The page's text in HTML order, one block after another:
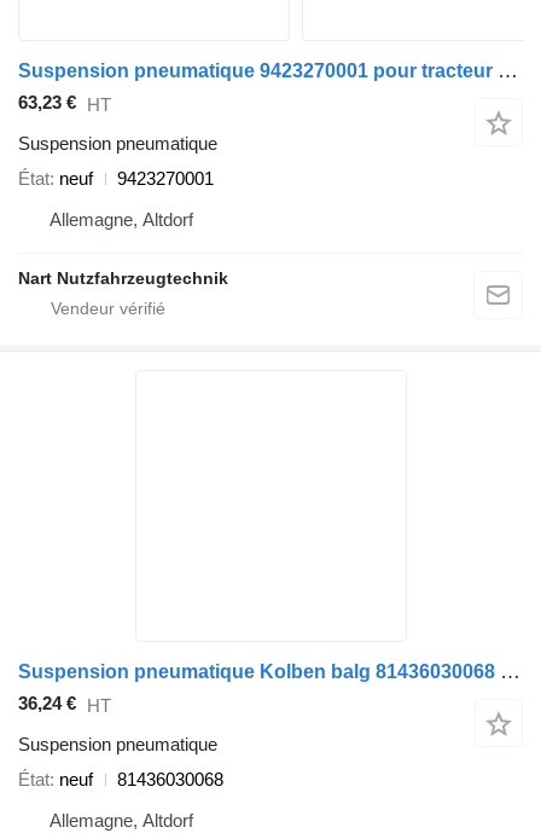
Suspension pneumatique 9423270001 pour tracteur routier Mercedes-Benz
63,23 € HT
Suspension pneumatique
État neuf
9423270001
Allemagne, Altdorf
Nart Nutzfahrzeugtechnik
Suspension pneumatique Kolben balg 81436030068 pour camion MAN
36,24 € HT
Suspension pneumatique
État neuf
81436030068
Allemagne, Altdorf